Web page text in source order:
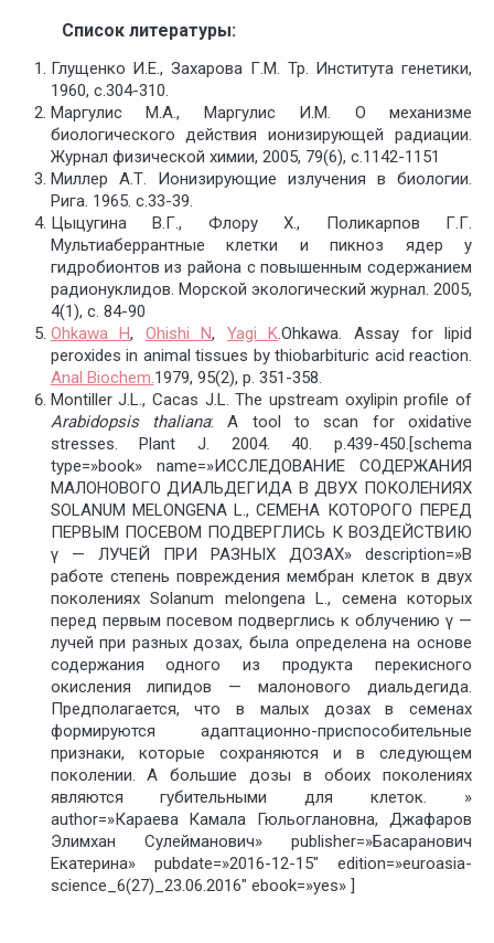
Список литературы:
Глущенко И.Е., Захарова Г.М. Тр. Института генетики,
1960, с.304-310.
Маргулис М.А., Маргулис И.М. О механизме
биологического действия ионизирующей радиации.
Журнал физической химии, 2005, 79(6), с.1142-1151
Миллер А.Т. Ионизирующие излучения в биологии.
Рига. 1965. с.33-39.
Цыцугина В.Г., Флору Х., Поликарпов Г.Г.
Мультиаберрантные клетки и пикноз ядер у
гидробионтов из района с повышенным содержанием
радионуклидов. Морской экологический журнал. 2005,
4(1), с. 84-90
Ohkawa H, Ohishi N, Yagi K.Ohkawa. Assay for lipid
peroxides in animal tissues by thiobarbituric acid reaction.
Anal Biochem.1979, 95(2), р. 351-358.
Montiller J.L., Cacas J.L. The upstream oxylipin profile of
Arabidopsis thaliana: A tool to scan for oxidative
stresses. Plant J. 2004. 40. p.439-450.[schema
type=»book» name=»ИССЛЕДОВАНИЕ СОДЕРЖАНИЯ
МАЛОНОВОГО ДИАЛЬДЕГИДА В ДВУХ ПОКОЛЕНИЯХ
SOLANUM MELONGENA L., СЕМЕНА КОТОРОГО ПЕРЕД
ПЕРВЫМ ПОСЕВОМ ПОДВЕРГЛИСЬ К ВОЗДЕЙСТВИЮ
γ — ЛУЧЕЙ ПРИ РАЗНЫХ ДОЗАХ» description=»В
работе степень повреждения мембран клеток в двух
поколениях Solanum melongena L., семена которых
перед первым посевом подверглись к облучению γ —
лучей при разных дозах, была определена на основе
содержания одного из продукта перекисного
окисления липидов — малонового диальдегида.
Предполагается, что в малых дозах в семенах
формируются адаптационно-приспособительные
признаки, которые сохраняются и в следующем
поколении. А большие дозы в обоих поколениях
являются губительными для клеток. »
author=»Караева Камала Гюльоглановна, Джафаров
Элимхан Сулейманович» publisher=»Басаранович
Екатерина» pubdate=»2016-12-15″ edition=»euroasia-
science_6(27)_23.06.2016″ ebook=»yes» ]